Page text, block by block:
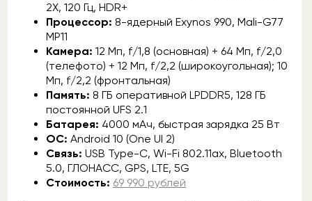
2X, 120 Гц, HDR+
Процессор: 8-ядерный Exynos 990, Mali-G77
MP11
Камера: 12 Мп, f/1,8 (основная) + 64 Мп, f/2,0
(телефото) + 12 Мп, f/2,2 (широкоугольная); 10
Мп, f/2,2 (фронтальная)
Память: 8 ГБ оперативной LPDDR5, 128 ГБ
постоянной UFS 2.1
Батарея: 4000 мАч, быстрая зарядка 25 Вт
ОС: Android 10 (One UI 2)
Связь: USB Type-C, Wi-Fi 802.11ax, Bluetooth
5.0, ГЛОНАСС, GPS, LTE, 5G
Стоимость: 69 990 рублей